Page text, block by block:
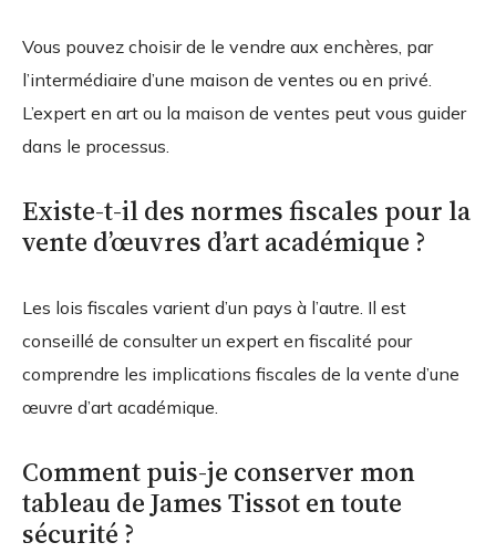
Vous pouvez choisir de le vendre aux enchères, par
l’intermédiaire d’une maison de ventes ou en privé.
L’expert en art ou la maison de ventes peut vous guider
dans le processus.
Existe-t-il des normes fiscales pour la
vente d’œuvres d’art académique ?
Les lois fiscales varient d’un pays à l’autre. Il est
conseillé de consulter un expert en fiscalité pour
comprendre les implications fiscales de la vente d’une
œuvre d’art académique.
Comment puis-je conserver mon
tableau de James Tissot en toute
sécurité ?